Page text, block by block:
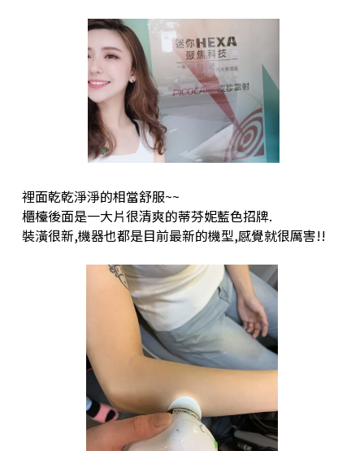
裡面乾乾淨淨的相當舒服~~
櫃檯後面是一大片很清爽的蒂芬妮藍色招牌.
裝潢很新,機器也都是目前最新的機型,感覺就很厲害!!